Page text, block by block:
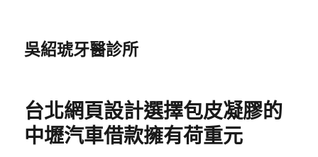
吳紹琥牙醫診所
台北網頁設計選擇包皮凝膠的
中壢汽車借款擁有荷重元